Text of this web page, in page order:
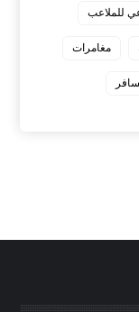
للملاعب
مغامرات